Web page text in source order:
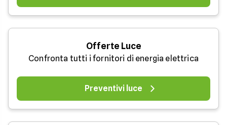
Offerte Luce
Confronta tutti i fornitori di energia elettrica
Preventivi luce